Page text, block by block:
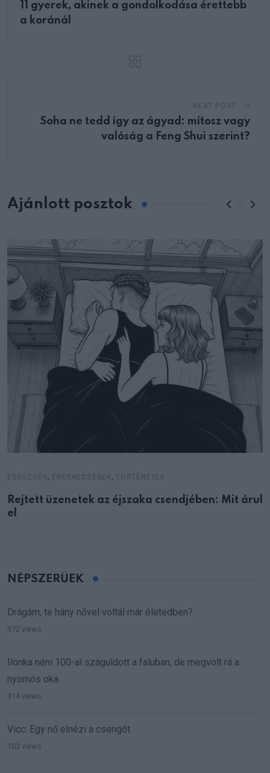
11 gyerek, akinek a gondolkodása érettebb
a koránál
Soha ne tedd így az ágyad: mítosz vagy
valóság a Feng Shui szerint?
Ajánlott posztok
, ,
Rejtett üzenetek az éjszaka csendjében: Mit árul
el
NÉPSZERŰEK
Drágám, te hány nővel voltál már életedben?
372 views
Ilonka néni 100-al száguldott a faluban, de megvolt rá a
nyomós oka
314 views
Vicc: Egy nő elnézi a csengőt
103 views